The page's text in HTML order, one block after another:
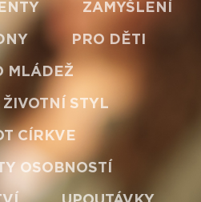
ZAMYŠLENÍ
PRO DĚTI
MLÁDEŽ
STYL
CÍRKVE
OSOBNOSTÍ